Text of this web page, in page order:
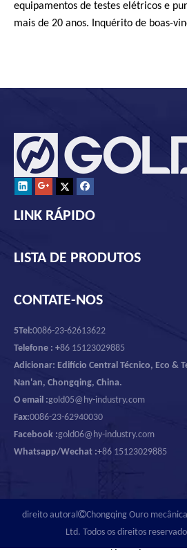
equipamentos de testes elétricos e
mais de 20 anos. Inquérito de boas-
LINK RÁPIDO
LISTA DE PRODUTOS
CONTATE-NOS
5Tel:0086-23-62613622
Telefone : +86 15123029885
Adicionar: Edifício Central Técnico, Eco &
Nan'an, Chongqing, China.
O email :gold05@hy-industry.com
Fax:0086-23-62940030
Facebook :gold06@hy-industry.com
Whatsapp/Wechat :+86 15123029885
direito autoralChongqing Ouro
Ltd. Todos os direitos